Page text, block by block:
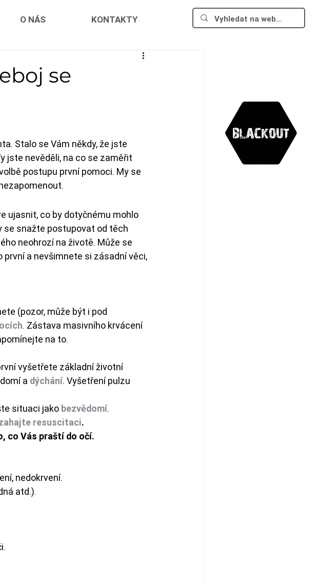
O NÁS KONTAKTY
se
Stalo se Vám někdy, že jste
jste nevěděli, na co se zaměřit
postupu první pomoci. My se
ujasnit, co by dotyčnému mohlo
se snažte postupovat od těch
neohrozí na životě. Může se
a nevšimnete si zásadní věci,
(pozor, může být i pod
. Zástava masivního krvácení
na to.
vyšetřete základní životní
a dýchání. Vyšetření pulzu
situaci jako bezvědomí.
resuscitaci.
co Vás praští do očí.
nedokrvení.
atd.).